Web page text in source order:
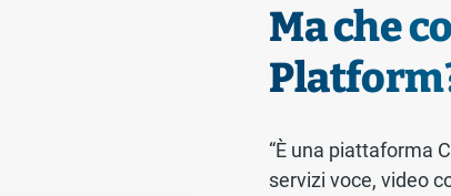
Ma che
“È una piattaforma
servizi voce, video